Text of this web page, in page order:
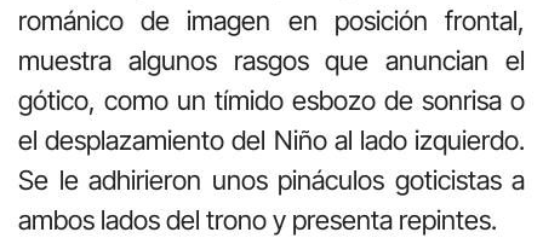
románico de imagen en posición frontal,
muestra algunos rasgos que anuncian el
gótico, como un tímido esbozo de sonrisa o
el desplazamiento del Niño al lado izquierdo.
Se le adhirieron unos pináculos goticistas a
ambos lados del trono y presenta repintes.